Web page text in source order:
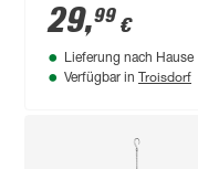
29,99 €
Lieferung nach Hause
Verfügbar in Troisdorf